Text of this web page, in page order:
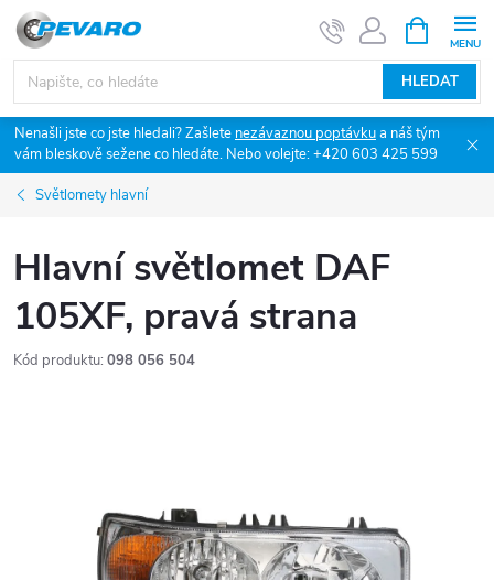
Přejít
obsah
HLEDAT
NÁKUPNÍ
KOŠÍK
Nenašli jste co jste hledali? Zašlete nezávaznou poptávkua náš tým
vám bleskově sežene co hledáte. Nebo volejte: +420 603 425 599
Světlomety hlavní
Hlavní světlomet DAF
105XF, pravá strana
Kód produktu: 098 056 504